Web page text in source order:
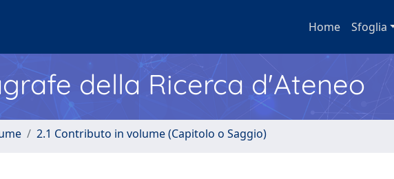
Home Sfoglia
della Ricerca d'Ateneo
2.1 Contributo in volume (Capitolo o Saggio)